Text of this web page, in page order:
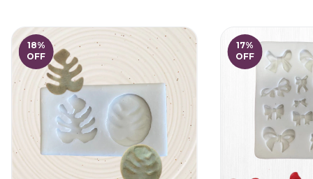
18%
OFF
17%
OFF